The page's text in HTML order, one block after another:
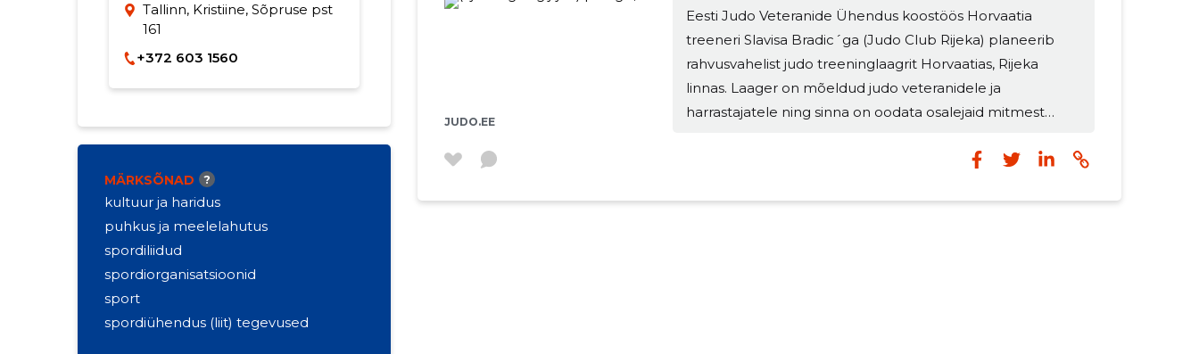
Tallinn, Kristiine, Sõpruse pst
161
+372 603 1560
MÄRKSÕNAD ?
kultuur ja haridus
puhkus ja meelelahutus
spordiliidud
spordiorganisatsioonid
sport
spordiühendus (liit) tegevused
JUDO.EE
Eesti Judo Veteranide Ühendus koostöös Horvaatia
treeneri Slavisa Bradic´ga (Judo Club Rijeka) planeerib
rahvusvahelist judo treeninglaagrit Horvaatias, Rijeka
linnas. Laager on mõeldud judo veteranidele ja
harrastajatele ning sinna on oodata osalejaid mitmest
Itaalia, Austria ja Ungari). Eeldatav osalejate arv on umbes
Read more »